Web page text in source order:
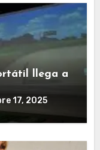
llega a
17, 2025